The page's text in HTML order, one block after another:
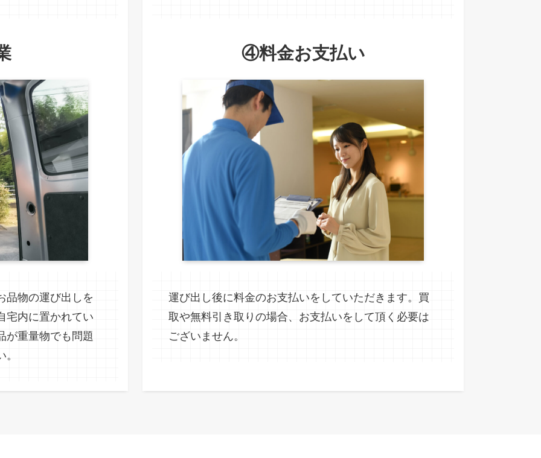
品物の運び出しを
宅内に置かれてい
が重量物でも問題
④料金お支払い
運び出し後に料金のお支払いをしていただきます。買
取や無料引き取りの場合、お支払いをして頂く必要は
ございません。